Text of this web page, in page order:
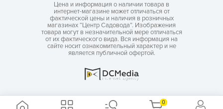
0
Цена и информация о наличии товара в
интернет-магазине может отличаться от
фактической цены и наличия в розничных
магазинах “Центр Садовода”. Изображения
товара могут в незначительной мере отличаться
от их фактического вида. Вся информация на
сайте носит ознакомительный характер и не
является публичной офертой.